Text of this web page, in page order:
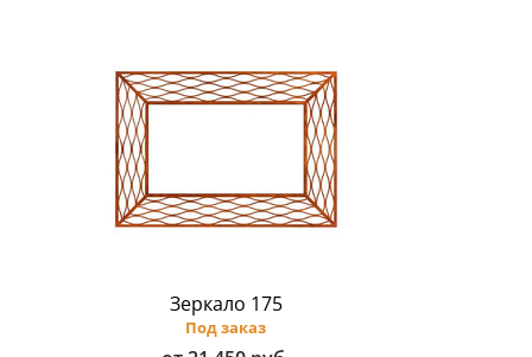
Зеркало 175
Под заказ